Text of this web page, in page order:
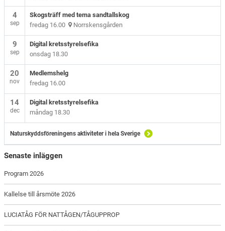
4
sep
Skogsträff med tema sandtallskog
fredag 16.00 Norrskensgården
9
sep
Digital kretsstyrelsefika
onsdag 18.30
20
nov
Medlemshelg
fredag 16.00
14
dec
Digital kretsstyrelsefika
måndag 18.30
Naturskyddsföreningens aktiviteter i hela Sverige
Senaste inläggen
Program 2026
Kallelse till årsmöte 2026
LUCIATÅG FÖR NATTÅGEN/TÅGUPPROP